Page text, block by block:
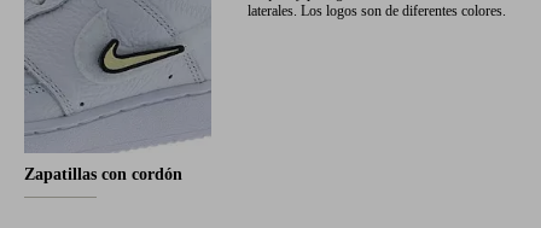
laterales. Los logos son de diferentes colores.
Zapatillas con cordón